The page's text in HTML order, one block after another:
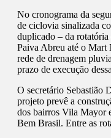
No cronograma da
de ciclovia sinalizada
duplicado – da
Paiva Abreu até o Mart
rede de drenagem
prazo de execução
O secretário Sebastião
projeto prevê a
dos bairros Vila Mayor
Bem Brasil. Entre as